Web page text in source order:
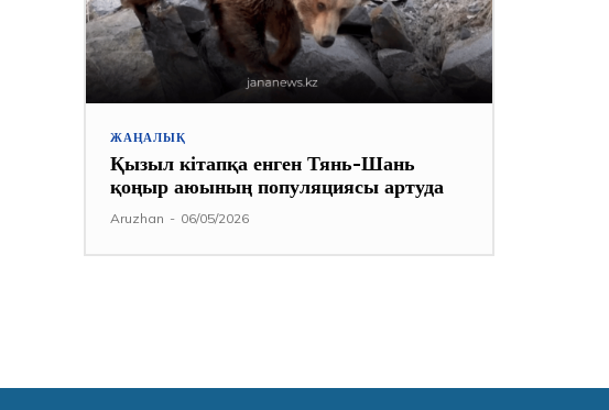
ЖАҢАЛЫҚ
Қызыл кітапқа енген Тянь-Шань
қоңыр аюының популяциясы артуда
Aruzhan - 06/05/2026